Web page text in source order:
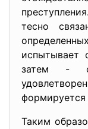
тесно
испытывает
затем -
формируется
Таким